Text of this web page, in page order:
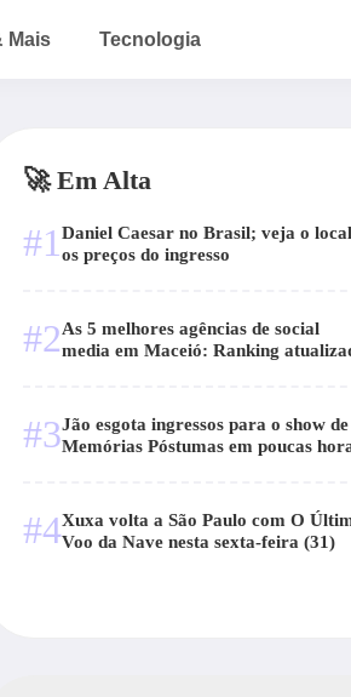
Mais Tecnologia
🚀 Em Alta
#1 Daniel Caesar no Brasil; veja o
os preços do ingresso
#2As 5 melhores agências de social
media em Maceió: Ranking
#3Jão esgota ingressos para o show de
Memórias Póstumas em poucas
#4Xuxa volta a São Paulo com O
Voo da Nave nesta sexta-feira (31)